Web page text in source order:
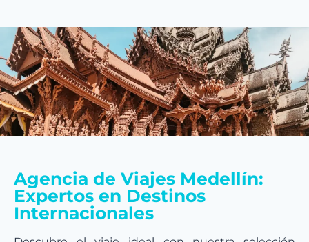
Agencia de Viajes Medellín:
Expertos en Destinos
Internacionales